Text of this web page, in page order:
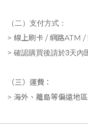
（二）支付方式：
> 線上刷卡 / 網路ATM /
> 確認購買後請於3天內
（三）運費：
> 海外、離島等偏遠地